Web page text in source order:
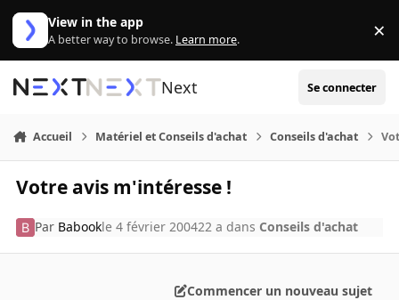
Aller au contenu
View in the app
A better way to browse. Learn more. ×
Next Se connecter
Accueil Matériel et Conseils d'achat Conseils d'achat
Votre avis m'intéresse !
Par Babookle 4 février 200422 a dans Conseils d'achat
Commencer un nouveau sujet